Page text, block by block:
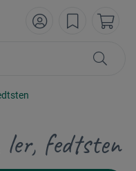
fedtsten